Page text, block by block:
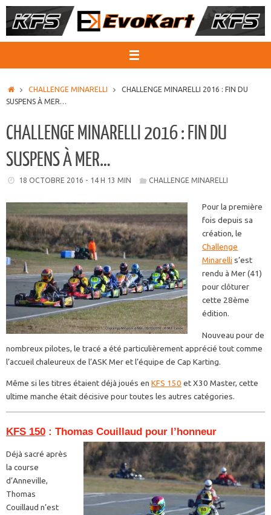
Passer
au
ACCUEIL
CHALLENGE MINARELLI
CHALLENGE MINARELLI 2016 : FIN DU
SUSPENS À MER…
CHALLENGE MINARELLI 2016 : FIN DU
SUSPENS À MER…
18 OCTOBRE 2016 - 14 H 13 MIN CHALLENGE MINARELLI
Pour la première
fois depuis sa
création, le
Challenge
Minarelli s’est
rendu à Mer (41)
pour clôturer
cette 28ème
édition.
Nouveau pour de
nombreux pilotes, le tracé a été particulièrement apprécié tout comme
l’accueil chaleureux de l’ASK Mer et l’équipe de Cap Karting.
Même si les titres étaient déjà joués en KFS 150 et X30 Master, cette
ultime manche était décisive pour toutes les autres catégories.
KFS 150 : Thomas Couillaud pour l’honneur
Déjà sacré après
la course
d’Anneville,
Thomas
Couillaud n’est